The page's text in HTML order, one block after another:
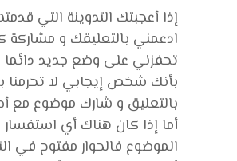
إذا أعجبتك التدوينة التي
ادعمني بالتعليقك و
تحفزني على وضع جديد دائما
بأنك شخص إيجابي لا تحرمنا
بالتعليق و شارك موضوع مع
أما إذا كان هناك أي
الموضوع فالحوار مفتوح في